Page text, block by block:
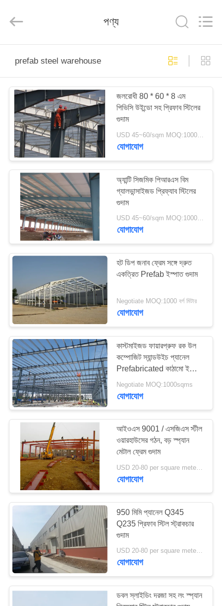
পণ্য
ভিডিও
ভিআর
শো
আমাদের
সম্পর্কে
কারখানা
পরিদর্শন
গুণমান
নিয়ন্ত্রণ
আমাদের
সাথে
যোগাযোগ
করুন
খবর
মামলা
সাইট
ম্যাপ
গোপনীয়তা
নীতি
Reserved.
পণ্য
prefab steel warehouse
জলরোধী 80 * 60 * 8 এম
পিভিসি উইন্ডো সহ প্রিফাব স্টিলের
গুদাম
USD 45~60/sqm MOQ:1000 বর্গ মিটার
যোগাযোগ
অ্যান্টি সিজমিক পিআরএস বিম
গ্যালভান্সাইজড প্রিফ্যাব স্টিলের
গুদাম
USD 45~60/sqm MOQ:1000 বর্গ মিটার
যোগাযোগ
হট ডিপ জনাব ফ্রেম সঙ্গে দ্রুত
একত্রিত Prefab ইস্পাত গুদাম
Negotiate MOQ:1000 বর্গ মিটার
যোগাযোগ
কাস্টমাইজড ফায়ারপ্রুফ রক উল
কম্পোজিট স্যান্ডউইচ প্যানেল
Prefabricated কাঠামো ইস্পাত
গুদাম
Negotiate MOQ:1000sqms
যোগাযোগ
আইওএস 9001 / এসজিএস স্টীল
ওয়ারহাউসের গঠন, বড় স্প্যান
মেটাল ফ্রেম গুদাম
USD 20-80 per square meter MOQ:1000 বর্গ মিটার
যোগাযোগ
950 মিমি প্যানেল Q345
Q235 প্রিফাব স্টিল স্ট্রাকচার
গুদাম
USD 20-80 per square meter MOQ:1000 বর্গ মিটার
যোগাযোগ
ডবল স্লাইডিং দরজা সহ লং স্প্যান